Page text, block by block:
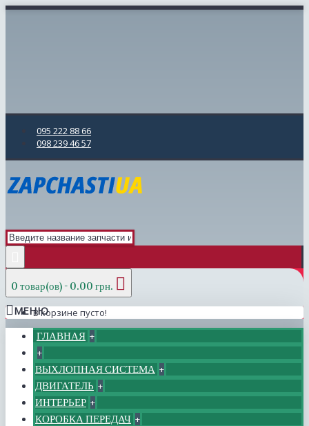
095 222 88 66
098 239 46 57
0 товар(ов) - 0.00 грн.
В корзине пусто!
МЕНЮ
ГЛАВНАЯ +
+
ВЫХЛОПНАЯ СИСТЕМА +
ДВИГАТЕЛЬ +
ИНТЕРЬЕР +
КОРОБКА ПЕРЕДАЧ +